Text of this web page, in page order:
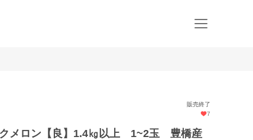
販売終了
7
クメロン【良】1.4㎏以上 1~2玉 豊橋産